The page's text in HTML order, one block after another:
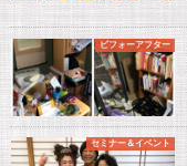
ビフォーアフター
セミナー＆イベント